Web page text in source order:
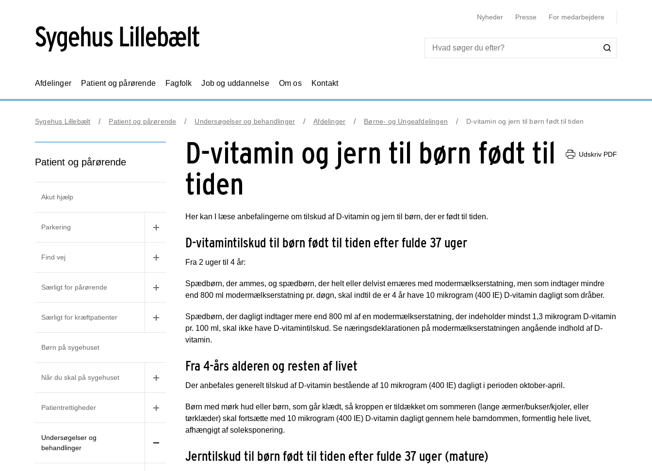
Nyheder Presse For medarbejdere
Afdelinger Patient og pårørende Fagfolk Job og uddannelse Om os Kontakt
Sygehus Lillebælt Patient og pårørende Undersøgelser og behandlinger Afdelinger Børne- og Ungeafdelingen D-vitamin og jern til børn født til tiden
Patient og pårørende
Akut hjælp
Parkering
Find vej
Særligt for pårørende
Særligt for kræftpatienter
Børn på sygehuset
Når du skal på sygehuset
Patientrettigheder
Undersøgelser og
behandlinger
D-vitamin og jern til børn født til
tiden
Udskriv PDF
Her kan I læse anbefalingerne om tilskud af D-vitamin og jern til børn, der er født til tiden.
D-vitamintilskud til børn født til tiden efter fulde 37 uger
Fra 2 uger til 4 år:
Spædbørn, der ammes, og spædbørn, der helt eller delvist ernæres med modermælkserstatning, men som indtager mindre
end 800 ml modermælkserstatning pr. døgn, skal indtil de er 4 år have 10 mikrogram (400 IE) D-vitamin dagligt som dråber.
Spædbørn, der dagligt indtager mere end 800 ml af en modermælkserstatning, der indeholder mindst 1,3 mikrogram D-vitamin
pr. 100 ml, skal ikke have D-vitamintilskud. Se næringsdeklarationen på modermælkserstatningen angående indhold af D-
vitamin.
Fra 4-års alderen og resten af livet
Der anbefales generelt tilskud af D-vitamin bestående af 10 mikrogram (400 IE) dagligt i perioden oktober-april.
Børn med mørk hud eller børn, som går klædt, så kroppen er tildækket om sommeren (lange ærmer/bukser/kjoler, eller
tørklæder) skal fortsætte med 10 mikrogram (400 IE) D-vitamin dagligt gennem hele barndommen, formentlig hele livet,
afhængigt af soleksponering.
Jerntilskud til børn født til tiden efter fulde 37 uger (mature)